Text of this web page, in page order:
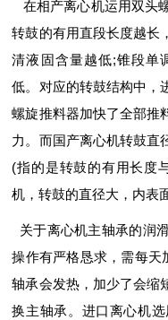
在相产离心机运用双头
转鼓的有用直段长度越长
清液固含量越低;锥段单
低。对应的转鼓结构中，
螺旋推料器加快了全部推
力。而国产离心机转鼓直
(指的是转鼓的有用长度
机，转鼓的直径大，内表
关于离心机主轴承的润
操作有严格恳求，需每天
轴承会发热，加少了会缩
换主轴承。进口离心机